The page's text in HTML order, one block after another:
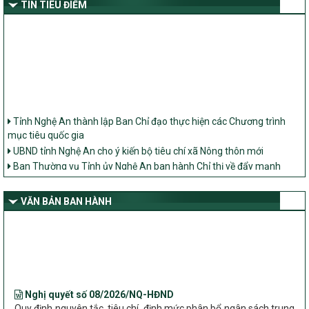
TIN TIÊU ĐIỂM
Tỉnh Nghệ An thành lập Ban Chỉ đạo thực hiện các Chương trình
mục tiêu quốc gia
UBND tỉnh Nghệ An cho ý kiến bộ tiêu chí xã Nông thôn mới
Ban Thường vụ Tỉnh ủy Nghệ An ban hành Chỉ thị về đẩy mạnh
thực hiện Chương trình mục tiêu quốc gia xây dựng nông thôn mới,
giảm nghèo bền vững và phát triển kinh tế – xã hội vùng đồng bào
dân tộc thiểu số và miền núi giai đoạn 2026 – 2030 trên địa bàn tỉnh
VĂN BẢN BAN HÀNH
Nghị quyết số 08/2026/NQ-HĐND
Quy định nguyên tắc, tiêu chí, định mức phân bổ ngân sách trung